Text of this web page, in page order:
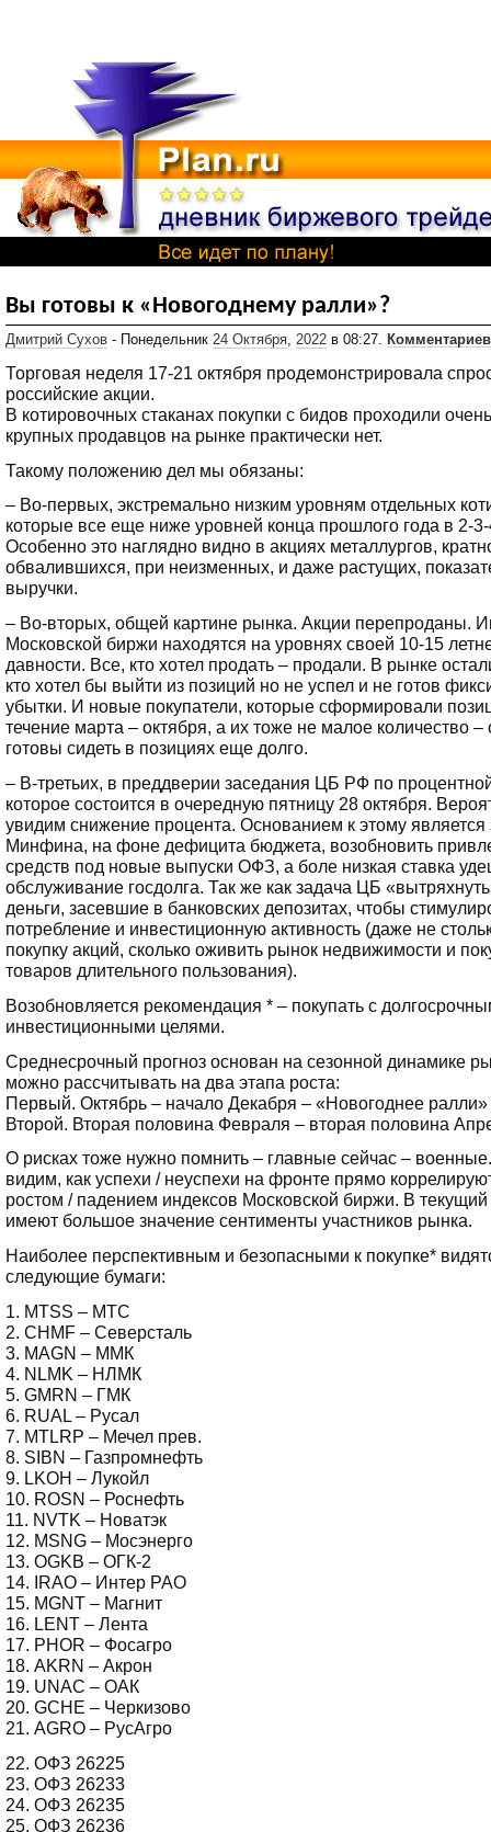
Вы готовы к «Новогоднему ралли»?
Дмитрий Сухов - Понедельник 24 Октября, 2022 в 08:27.
Торговая неделя 17-21 октября продемонстрировала
российские акции.
В котировочных стаканах покупки с бидов проходили
крупных продавцов на рынке практически нет.
Такому положению дел мы обязаны:
– Во-первых, экстремально низким уровням отдельных
которые все еще ниже уровней конца прошлого года в 2-3-
Особенно это наглядно видно в акциях металлургов,
обвалившихся, при неизменных, и даже растущих,
выручки.
– Во-вторых, общей картине рынка. Акции перепроданы.
Московской биржи находятся на уровнях своей 10-15
давности. Все, кто хотел продать – продали. В рынке
кто хотел бы выйти из позиций но не успел и не готов
убытки. И новые покупатели, которые сформировали
течение марта – октября, а их тоже не малое количество –
готовы сидеть в позициях еще долго.
– В-третьих, в преддверии заседания ЦБ РФ по
которое состоится в очередную пятницу 28 октября.
увидим снижение процента. Основанием к этому является
Минфина, на фоне дефицита бюджета, возобновить
средств под новые выпуски ОФЗ, а боле низкая ставка
обслуживание госдолга. Так же как задача ЦБ
деньги, засевшие в банковских депозитах, чтобы
потребление и инвестиционную активность (даже не
покупку акций, сколько оживить рынок недвижимости и
товаров длительного пользования).
Возобновляется рекомендация * – покупать с
инвестиционными целями.
Среднесрочный прогноз основан на сезонной динамике
можно рассчитывать на два этапа роста:
Первый. Октябрь – начало Декабря – «Новогоднее ралли»
Второй. Вторая половина Февраля – вторая половина
О рисках тоже нужно помнить – главные сейчас –
видим, как успехи / неуспехи на фронте прямо
ростом / падением индексов Московской биржи. В
имеют большое значение сентименты участников рынка.
Наиболее перспективным и безопасными к покупке*
следующие бумаги:
1. MTSS – МТС
2. CHMF – Северсталь
3. MAGN – ММК
4. NLMK – НЛМК
5. GMRN – ГМК
6. RUAL – Русал
7. MTLRP – Мечел прев.
8. SIBN – Газпромнефть
9. LKOH – Лукойл
10. ROSN – Роснефть
11. NVTK – Новатэк
12. MSNG – Мосэнерго
13. OGKB – ОГК-2
14. IRAO – Интер РАО
15. MGNT – Магнит
16. LENT – Лента
17. PHOR – Фосагро
18. AKRN – Акрон
19. UNAC – ОАК
20. GCHE – Черкизово
21. AGRO – РусАгро
22. ОФЗ 26225
23. ОФЗ 26233
24. ОФЗ 26235
25. ОФЗ 26236